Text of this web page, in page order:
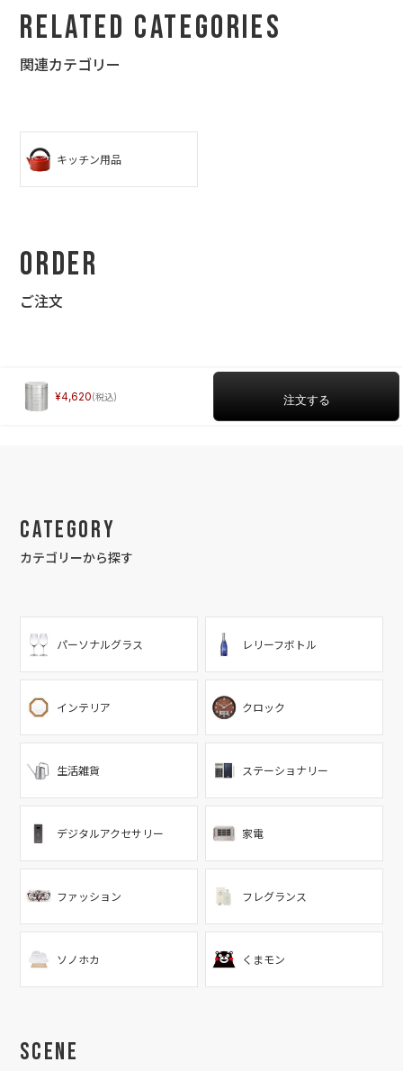
メールではなく、ラインでのやり取りができるなんて！素晴らし
いですね☆ 何度も何度もワガママを聞いて頂き、迅速に対応して
私もデザインや美術系？が好きなので、とても尊敬します☆ ま
た、これからも利用させて頂きたいと思いますので、どうぞよろ
Related Categories
関連カテゴリー
キッチン用品
Order
ご注文
4,620
Category
カテゴリーから探す
パーソナルグラス レリーフボトル
インテリア クロック
生活雑貨 ステーショナリー
デジタルアクセサリー 家電
ファッション フレグランス
ソノホカ くまモン
Scene